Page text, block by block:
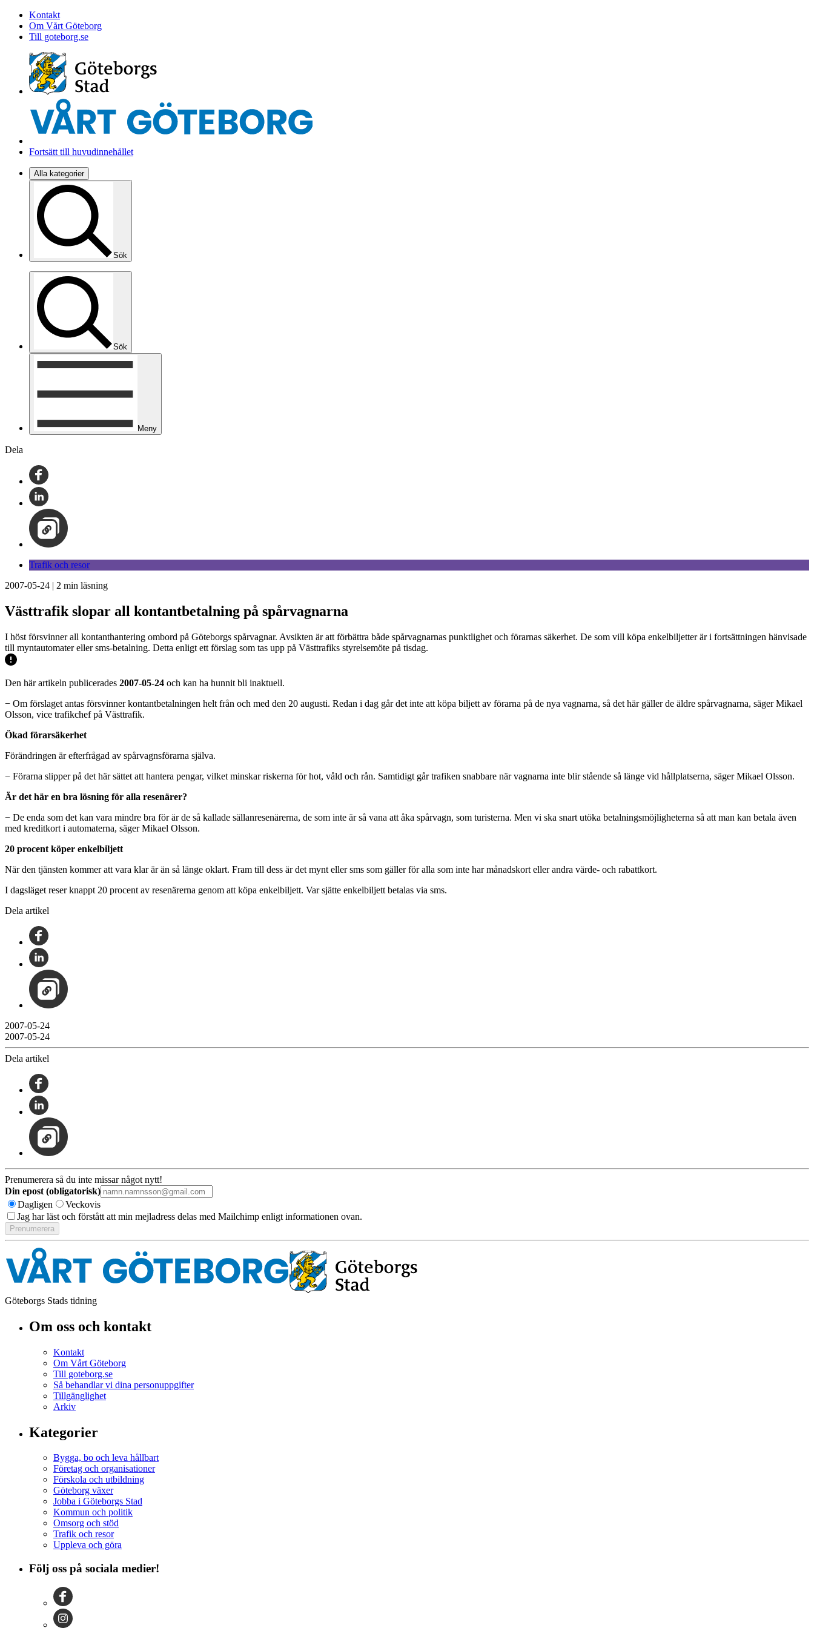
Kontakt
Om Vårt Göteborg
Till goteborg.se
Fortsätt till huvudinnehållet
Alla kategorier
Sök
Sök
Meny
Dela
Trafik och resor
2007-05-24 | 2 min läsning
Västtrafik slopar all kontantbetalning på spårvagnarna
I höst försvinner all kontanthantering ombord på Göteborgs spårvagnar. Avsikten är att förbättra både spårvagnarnas punktlighet och förarnas säkerhet. De som vill köpa enkelbiljetter är i fortsättningen hänvisade
till myntautomater eller sms-betalning. Detta enligt ett förslag som tas upp på Västtrafiks styrelsemöte på tisdag.
Den här artikeln publicerades 2007-05-24 och kan ha hunnit bli inaktuell.
− Om förslaget antas försvinner kontantbetalningen helt från och med den 20 augusti. Redan i dag går det inte att köpa biljett av förarna på de nya vagnarna, så det här gäller de äldre spårvagnarna, säger Mikael
Olsson, vice trafikchef på Västtrafik.
Ökad förarsäkerhet
Förändringen är efterfrågad av spårvagnsförarna själva.
− Förarna slipper på det här sättet att hantera pengar, vilket minskar riskerna för hot, våld och rån. Samtidigt går trafiken snabbare när vagnarna inte blir stående så länge vid hållplatserna, säger Mikael Olsson.
Är det här en bra lösning för alla resenärer?
− De enda som det kan vara mindre bra för är de så kallade sällanresenärerna, de som inte är så vana att åka spårvagn, som turisterna. Men vi ska snart utöka betalningsmöjligheterna så att man kan betala även
med kreditkort i automaterna, säger Mikael Olsson.
20 procent köper enkelbiljett
När den tjänsten kommer att vara klar är än så länge oklart. Fram till dess är det mynt eller sms som gäller för alla som inte har månadskort eller andra värde- och rabattkort.
I dagsläget reser knappt 20 procent av resenärerna genom att köpa enkelbiljett. Var sjätte enkelbiljett betalas via sms.
Dela artikel
2007-05-24
2007-05-24
Dela artikel
Prenumerera så du inte missar något nytt!
Din epost (obligatorisk)
Dagligen
Veckovis
Jag har läst och förstått att min mejladress delas med Mailchimp enligt informationen ovan.
Göteborgs Stads tidning
Om oss och kontakt
Kontakt
Om Vårt Göteborg
Till goteborg.se
Så behandlar vi dina personuppgifter
Tillgänglighet
Arkiv
Kategorier
Bygga, bo och leva hållbart
Företag och organisationer
Förskola och utbildning
Göteborg växer
Jobba i Göteborgs Stad
Kommun och politik
Omsorg och stöd
Trafik och resor
Uppleva och göra
Följ oss på sociala medier!